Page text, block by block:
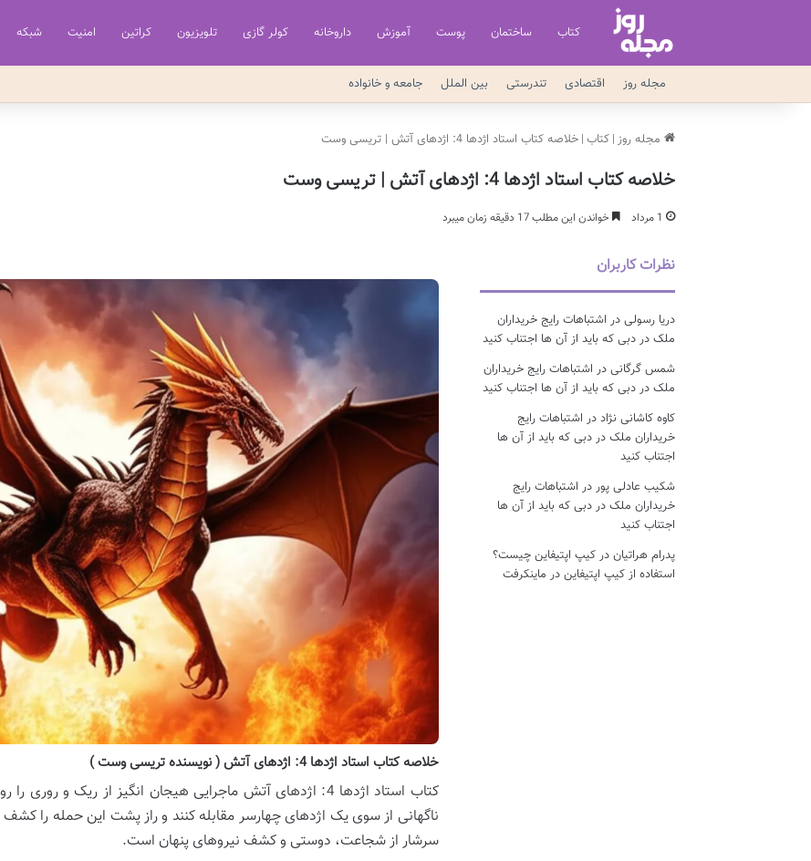
کتاب ساختمان پوست آموزش داروخانه کولر گازی تلویزیون کراتین امنیت شبکه
مجله روز اقتصادی تندرستی بین الملل جامعه و خانواده
مجله روز | کتاب | خلاصه کتاب استاد اژدها 4: اژدهای آتش | تریسی وست
خلاصه کتاب استاد اژدها 4: اژدهای آتش | تریسی وست
1 مرداد خواندن این مطلب 17 دقیقه زمان میبرد
خلاصه کتاب استاد اژدها 4: اژدهای آتش ( نویسنده تریسی وست )
کتاب استاد اژدها 4: اژدهای آتش ماجرایی هیجان انگیز از ریک و
ناگهانی از سوی یک اژدهای چهارسر مقابله کنند و راز پشت این حمله را
سرشار از شجاعت، دوستی و کشف نیروهای پنهان است.
نظرات کاربران
دریا رسولی در اشتباهات رایج خریداران
ملک در دبی که باید از آن ها اجتناب کنید
شمس گرگانی در اشتباهات رایج خریداران
ملک در دبی که باید از آن ها اجتناب کنید
کاوه کاشانی نژاد در اشتباهات رایج
خریداران ملک در دبی که باید از آن ها
اجتناب کنید
شکیب عادلی پور در اشتباهات رایج
خریداران ملک در دبی که باید از آن ها
اجتناب کنید
پدرام هراتیان درکیپ اپتیفاین چیست؟
استفاده از کیپ اپتیفاین در ماینکرفت